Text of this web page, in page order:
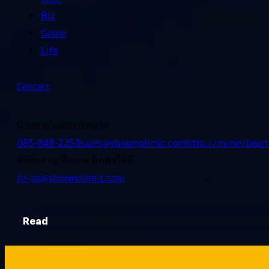
Biz
Game
Life
Contact
ฝ่ายขาย และการตลาด
085-848-2253sales@shownolimit.comhttp://m.me/
สมัครงาน/ฝึกงาน ติดต่อได้ที่
hr-ga@shownolimit.com
Read